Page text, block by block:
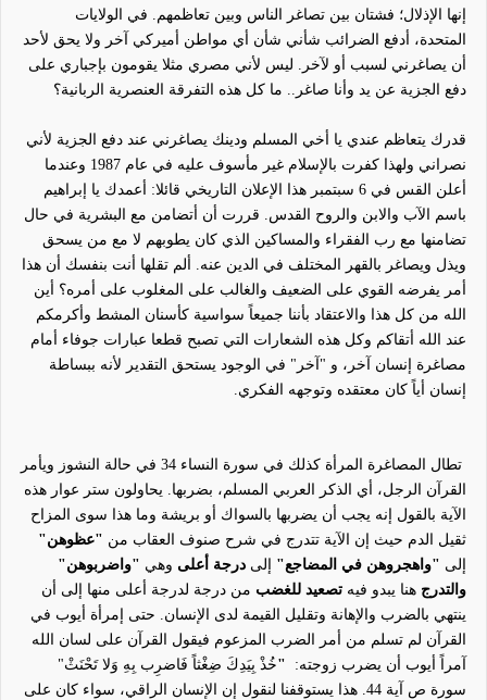
إنها الإذلال؛ فشتان بين تصاغر الناس وبين تعاظمهم. في الولايات
المتحدة، أدفع الضرائب شأني شأن أي مواطن أميركي آخر ولا يحق لأحد
أن يصاغرني لسبب أو لآخر. ليس لأني مصري مثلا يقومون بإجباري على
دفع الجزية عن يد وأنا صاغر.. ما كل هذه التفرقة العنصرية الربانية؟
قدرك يتعاظم عندي يا أخي المسلم ودينك يصاغرني عند دفع الجزية لأني
نصراني ولهذا كفرت بالإسلام غير مأسوف عليه في عام 1987 وعندما
أعلن القس في 6 سبتمبر هذا الإعلان التاريخي قائلا: أعمدك يا إبراهيم
باسم الآب والابن والروح القدس. قررت أن أتضامن مع البشرية في حال
تضامنها مع رب الفقراء والمساكين الذي كان يطوبهم لا مع من يسحق
ويذل ويصاغر بالقهر المختلف في الدين عنه. ألم تقلها أنت بنفسك أن هذا
أمر يفرضه القوي على الضعيف والغالب على المغلوب على أمره؟ أين
الله من كل هذا والاعتقاد بأننا جميعاً سواسية كأسنان المشط وأكرمكم
عند الله أتقاكم وكل هذه الشعارات التي تصبح قطعا عبارات جوفاء أمام
مصاغرة إنسان آخر، و "آخر" في الوجود يستحق التقدير لأنه ببساطة
إنسان أياً كان معتقده وتوجهه الفكري.
تطال المصاغرة المرأة كذلك في سورة النساء 34 في حالة النشوز ويأمر
القرآن الرجل، أي الذكر العربي المسلم، بضربها. يحاولون ستر عوار هذه
الآية بالقول إنه يجب أن يضربها بالسواك أو بريشة وما هذا سوى المزاح
ثقيل الدم حيث إن الآية تتدرج في شرح صنوف العقاب من "عظوهن"
إلى "واهجروهن في المضاجع" إلى درجة أعلى وهي "واضربوهن"
والتدرج هنا يبدو فيه تصعيد للغضب من درجة لدرجة أعلى منها إلى أن
ينتهي بالضرب والإهانة وتقليل القيمة لدى الإنسان. حتى إمرأة أيوب في
القرآن لم تسلم من أمر الضرب المزعوم فيقول القرآن على لسان الله
آمراً أيوب أن يضرب زوجته:
"خُذْ بِيَدِكَ ضِغْثاً فَاضرِب بِهِ وَلا تَحْنَثْ"
سورة ص آية 44. هذا يستوقفنا لنقول إن الإنسان الراقي، سواء كان على